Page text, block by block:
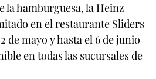
la hamburguesa, la Heinz
en el restaurante Sliders
mayo y hasta el 6 de junio
en todas las sucursales de